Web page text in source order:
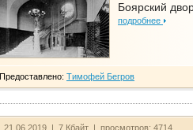
Боярский
подробнее
Предоставлено: Тимофей Бегров
21.06.2019 | 7 Кбайт | просмотров: 4714